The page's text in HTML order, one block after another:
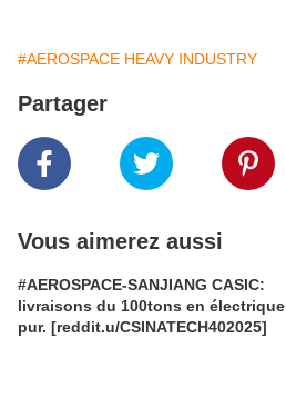
#AEROSPACE HEAVY INDUSTRY
Partager
Vous aimerez aussi
#AEROSPACE-SANJIANG CASIC:
livraisons du 100tons en électrique
pur. [reddit.u/CSINATECH402025]